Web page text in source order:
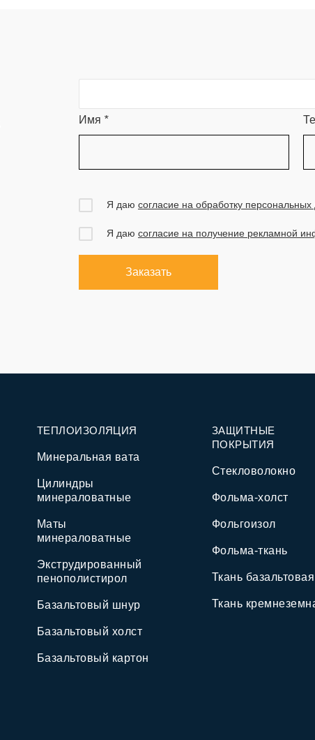
Имя *
Я даю согласие на обработку
Я даю согласие на получение рекламной
Заказать
ТЕПЛОИЗОЛЯЦИЯ
Минеральная вата
Цилиндры
минераловатные
Маты
минераловатные
Экструдированный
пенополистирол
Базальтовый шнур
Базальтовый холст
Базальтовый картон
ЗАЩИТНЫЕ
ПОКРЫТИЯ
Стекловолокно
Фольма-холст
Фольгоизол
Фольма-ткань
Ткань базальтовая
Ткань